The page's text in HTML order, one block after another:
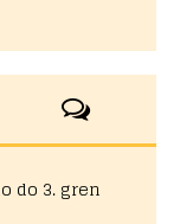
do 3. gren